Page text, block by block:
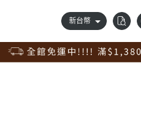
新台幣